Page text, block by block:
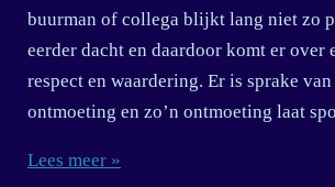
buurman of collega blijkt lang niet zo
eerder dacht en daardoor komt er over
respect en waardering. Er is sprake van
ontmoeting en zo’n ontmoeting laat
Lees meer »